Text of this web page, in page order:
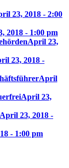
23, 2018 - 2:00
2018 - 1:00 pm
April 23,
23, 2018 -
April
April 23,
April 23, 2018 -
- 1:00 pm